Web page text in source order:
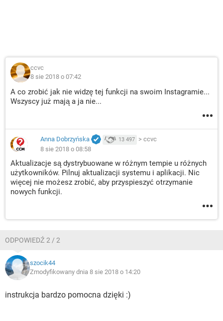
ccvc
8 sie 2018 o 07:42
A co zrobić jak nie widzę tej funkcji na swoim Instagramie...
Wszyscy już mają a ja nie...
Anna Dobrzyńska 13 497 > ccvc
8 sie 2018 o 08:58
Aktualizacje są dystrybuowane w różnym tempie u różnych
użytkowników. Pilnuj aktualizacji systemu i aplikacji. Nic
więcej nie możesz zrobić, aby przyspieszyć otrzymanie
nowych funkcji.
ODPOWIEDŹ 2 / 2
szocik44
Zmodyfikowany dnia 8 sie 2018 o 14:20
instrukcja bardzo pomocna dzięki :)